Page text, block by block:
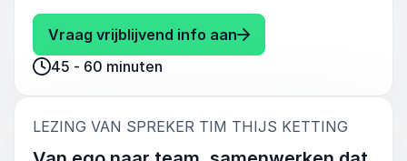
verbonden voelen. Niet omdat het moet, maar
omdat ze er deel van willen zijn.
In deze lezing ontdekt het publiek:
deelnemers maakt aan een groter verhaal;
Vraag vrijblijvend info aan: Tim Thijs Ketting
45 - 60 minuten
LEZING VAN SPREKER TIM THIJS KETTING